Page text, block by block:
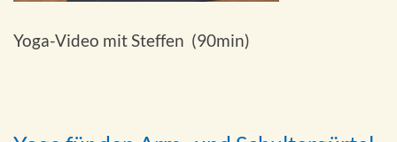
Yoga-Video mit Steffen (90min)